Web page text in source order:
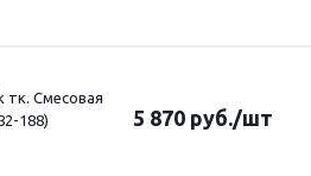
тк. Смесовая
188)
5 870 руб./шт